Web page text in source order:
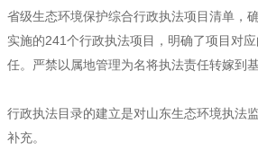
省级生态环境保护综合行政执法项目清单，
实施的241个行政执法项目，明确了项目对
任。严禁以属地管理为名将执法责任转嫁到基
行政执法目录的建立是对山东生态环境执法
补充。